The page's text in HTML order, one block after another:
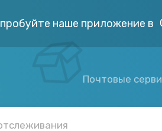
наше приложение в
Почтовые